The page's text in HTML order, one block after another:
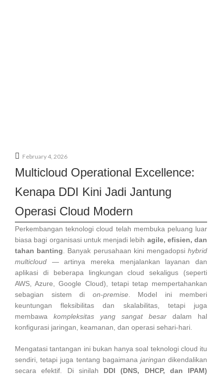
February 4, 2026
Multicloud Operational Excellence:
Kenapa DDI Kini Jadi Jantung
Operasi Cloud Modern
Perkembangan teknologi cloud telah membuka peluang luar
biasa bagi organisasi untuk menjadi lebih agile, efisien, dan
tahan banting . Banyak perusahaan kini mengadopsihybrid
multicloud — artinya mereka menjalankan layanan dan
aplikasi di beberapa lingkungan cloud sekaligus (seperti
AWS, Azure, Google Cloud), tetapi tetap mempertahankan
sebagian sistem di on-premise. Model ini memberi
keuntungan fleksibilitas dan skalabilitas, tetapi juga
membawa kompleksitas yang sangat besar dalam hal
konfigurasi jaringan, keamanan, dan operasi sehari-hari.
Mengatasi tantangan ini bukan hanya soal teknologi cloud itu
sendiri, tetapi juga tentang bagaimana jaringan dikendalikan
secara efektif. Di sinilah DDI (DNS, DHCP, dan IPAM)